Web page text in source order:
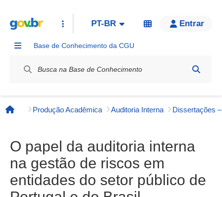
PT-BR Entrar
Base de Conhecimento da CGU
Página inicial
Produção Acadêmica Auditoria Interna
O papel da auditoria interna
na gestão de riscos em
entidades do setor público de